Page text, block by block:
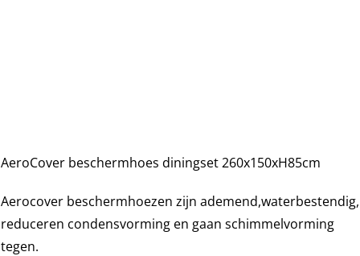
AeroCover beschermhoes diningset 260x150xH85cm
Aerocover beschermhoezen zijn ademend,waterbestendig,
reduceren condensvorming en gaan schimmelvorming
tegen.